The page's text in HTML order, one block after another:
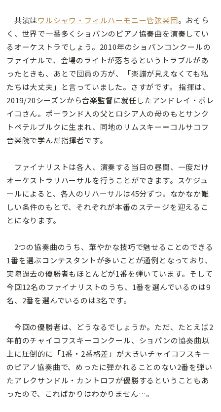
共演はワルシャワ・フィルハーモニー管弦楽団。おそら
く、世界で一番多くショパンのピアノ協奏曲を演奏してい
るオーケストラでしょう。2010年のショパンコンクールの
ファイナルで、会場のライトが落ちるというトラブルがあ
ったときも、あとで団員の方が、「楽譜が見えなくても私
たちは大丈夫」と言っていました。さすがです。 指揮は、
2019/20シーズンから音楽監督に就任したアンドレイ・ボレ
イコさん。ポーランド人の父とロシア人の母のもとサンク
トペテルブルクに生まれ、同地のリムスキー＝コルサコフ
音楽院で学んだ指揮者です。
ファイナリストは各人、演奏する当日の昼間、一度だけ
オーケストラリハーサルを行うことができます。スケジュ
ールによると、各人のリハーサルは45分ずつ。なかなか難
しい条件のもとで、それぞれが本番のステージを迎えるこ
とになります。
2つの協奏曲のうち、華やかな技巧で魅せることのできる
1番を選ぶコンテスタントが多いことが通例となっており、
実際過去の優勝者もほとんどが1番を弾いています。そして
今回12名のファイナリストのうち、1番を選んでいるのは9
名、2番を選んでいるのは3名です。
今回の優勝者は、どうなるでしょうか。ただ、たとえば2
年前のチャイコフスキーコンクール、ショパンの協奏曲以
上に圧倒的に「1番・2番格差」が大きいチャイコフスキー
のピアノ協奏曲で、めったに弾かれることのない2番を弾い
たアレクサンドル・カントロフが優勝するということもあ
ったので、こればかりはわかりません…。